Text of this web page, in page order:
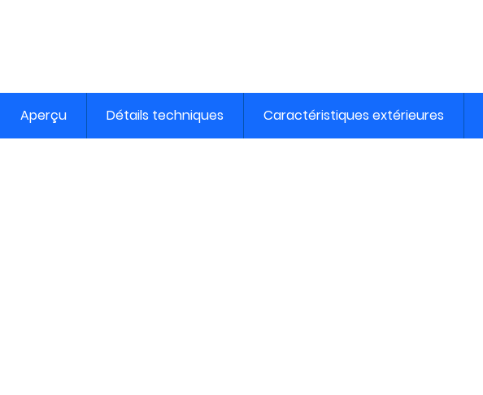
Aperçu Détails techniques Caractéristiques extérieures